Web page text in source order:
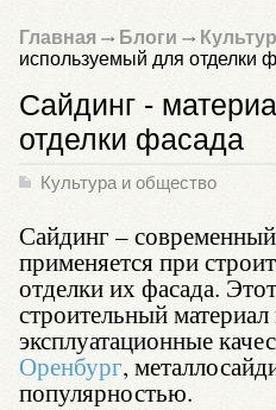
Главная Блоги
используемый для отделки
Сайдинг -
отделки фасада
Культура и общество
Сайдинг –
применяется при
отделки их фасада.
строительный
эксплуатационные
Оренбург,
популярностью.